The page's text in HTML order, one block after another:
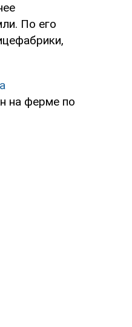
По его
на ферме по